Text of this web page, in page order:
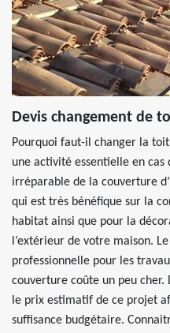
Devis changement de
Pourquoi faut-il changer la
une activité essentielle en
irréparable de la couverture
qui est très bénéfique sur la
habitat ainsi que pour la
l’extérieur de votre maison.
professionnelle pour les
couverture coûte un peu
le prix estimatif de ce projet
suffisance budgétaire.